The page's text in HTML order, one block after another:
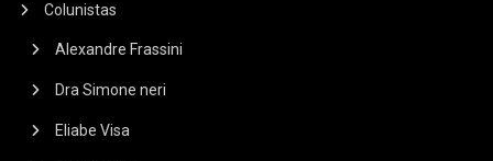
Colunistas
Alexandre Frassini
Dra Simone neri
Eliabe Visa